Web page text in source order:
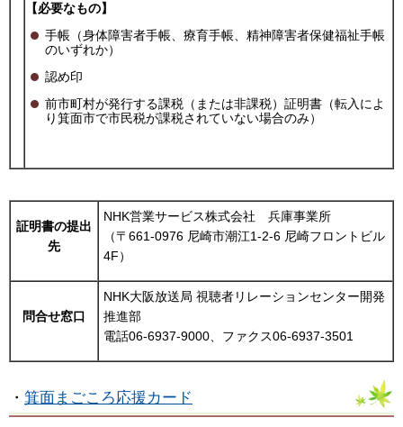
【必要なもの】
手帳（身体障害者手帳、療育手帳、精神障害者保健福祉手帳
のいずれか）
認め印
前市町村が発行する課税（または非課税）証明書（転入によ
り箕面市で市民税が課税されていない場合のみ）
証明書の提出
先
NHK営業サービス株式会社 兵庫事業所
（〒661-0976 尼崎市潮江1-2-6 尼崎フロントビル
4F）
問合せ窓口
NHK大阪放送局 視聴者リレーションセンター開発
推進部
電話06-6937-9000、ファクス06-6937-3501
・ 箕面まごころ応援カード